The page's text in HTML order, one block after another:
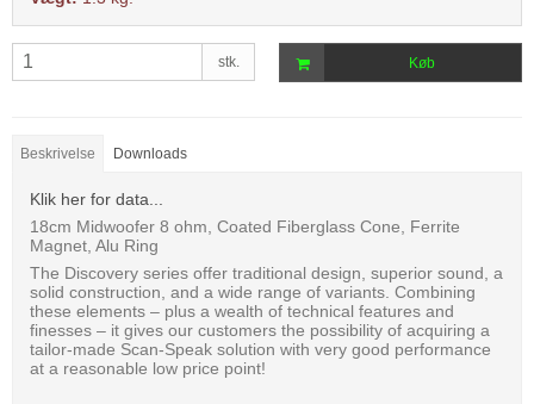
stk. Køb
Beskrivelse Downloads
Klik her for data...
18cm Midwoofer 8 ohm, Coated Fiberglass Cone, Ferrite
Magnet, Alu Ring
The Discovery series offer traditional design, superior sound, a
solid construction, and a wide range of variants. Combining
these elements – plus a wealth of technical features and
finesses – it gives our customers the possibility of acquiring a
tailor-made Scan-Speak solution with very good performance
at a reasonable low price point!